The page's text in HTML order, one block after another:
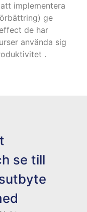
implementera
ge
de har
använda sig
.
se till